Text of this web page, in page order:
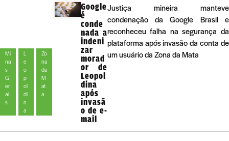
Mi
na
s
G
er
ai
s
L
e
o
p
ol
di
n
a
Zo
na
da
M
at
a
Google
é
conde
nada a
indeni
zar
morad
or de
Leopol
dina
após
invasã
o de e-
mail
Justiça mineira manteve
condenação da Google Brasil e
reconheceu falha na segurança da
plataforma após invasão da conta de
um usuário da Zona da Mata